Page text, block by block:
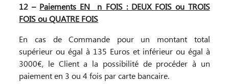
12 –Paiements EN n FOIS : DEUX FOIS ou TROIS
FOIS ou QUATRE FOIS
En cas de Commande pour un montant total
supérieur ou égal à 135 Euros et inférieur ou égal à
3000€, le Client a la possibilité de procéder à un
paiement en 3 ou 4 fois par carte bancaire.